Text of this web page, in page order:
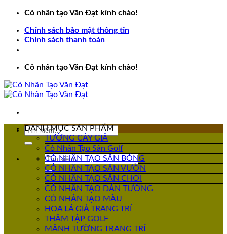
dung
Cỏ nhân tạo Văn Đạt kính chào!
Chính sách bảo mật thông tin
Chính sách thanh toán
Cỏ nhân tạo Văn Đạt kính chào!
Tìm
kiếm:
Tìm
kiếm:
DANH MỤC SẢN PHẨM
TƯỜNG CÂY GIẢ
Cỏ Nhân Tạo Sân Golf
CỎ NHÂN TẠO SÂN BÓNG
CỎ NHÂN TẠO SÂN VƯỜN
CỎ NHÂN TẠO SÂN CHƠI
CỎ NHÂN TẠO DÁN TƯỜNG
CỎ NHÂN TẠO MÀU
HOA LÁ GIẢ TRANG TRÍ
THẢM TẬP GOLF
MẢNH TƯỜNG TRANG TRÍ